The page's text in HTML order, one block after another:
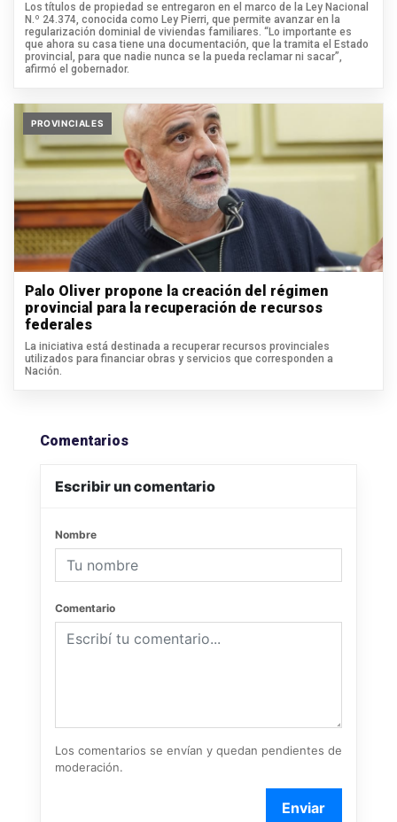
Los títulos de propiedad se entregaron en el marco de la Ley Nacional
N.º 24.374, conocida como Ley Pierri, que permite avanzar en la
regularización dominial de viviendas familiares. “Lo importante es
que ahora su casa tiene una documentación, que la tramita el Estado
provincial, para que nadie nunca se la pueda reclamar ni sacar”,
afirmó el gobernador.
PROVINCIALES
Palo Oliver propone la creación del régimen
provincial para la recuperación de recursos
federales
La iniciativa está destinada a recuperar recursos provinciales
utilizados para financiar obras y servicios que corresponden a
Nación.
Comentarios
Escribir un comentario
Nombre
Comentario
Los comentarios se envían y quedan pendientes de
moderación.
Enviar